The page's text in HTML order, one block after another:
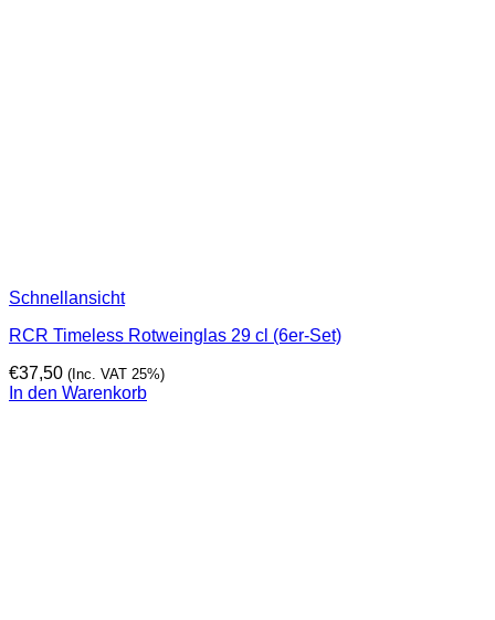
Schnellansicht
RCR Timeless Rotweinglas 29 cl (6er-Set)
€37,50 (Inc. VAT 25%)
In den Warenkorb